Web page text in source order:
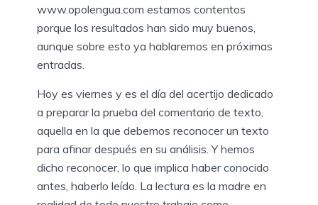
www.opolengua.com estamos contentos
porque los resultados han sido muy buenos,
aunque sobre esto ya hablaremos en próximas
entradas.
Hoy es viernes y es el día del acertijo dedicado
a preparar la prueba del comentario de texto,
aquella en la que debemos reconocer un texto
para afinar después en su análisis. Y hemos
dicho reconocer, lo que implica haber conocido
antes, haberlo leído. La lectura es la madre en